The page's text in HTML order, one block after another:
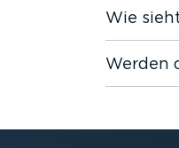
Wie
Werden